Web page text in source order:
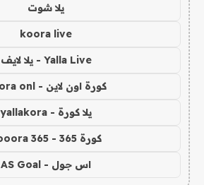
يلا شوت
koora live
Yalla Live - يلا لايف
كورة اون لاين - koora onl
يلا كورة - yallakora
كورة 365 - kooora 365
اس جول - AS Goal